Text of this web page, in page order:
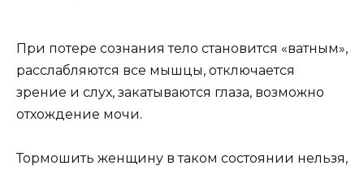
При потере сознания тело становится «ватным»,
расслабляются все мышцы, отключается
зрение и слух, закатываются глаза, возможно
отхождение мочи.
Тормошить женщину в таком состоянии нельзя,